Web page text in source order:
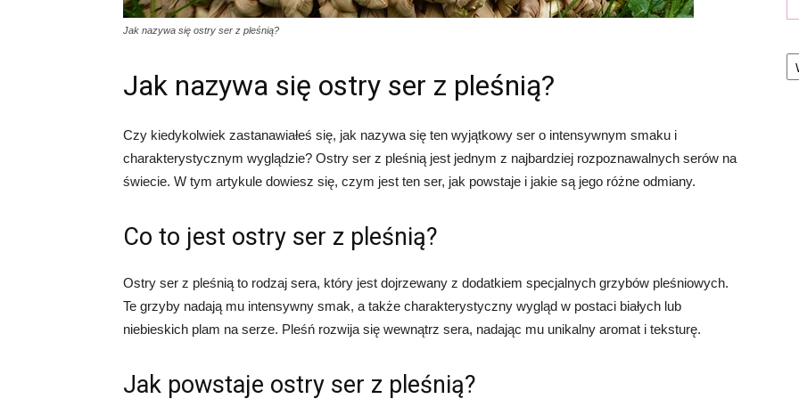
Jak nazywa się ostry ser z pleśnią?
Jak nazywa się ostry ser z pleśnią?
Czy kiedykolwiek zastanawiałeś się, jak nazywa się ten wyjątkowy ser o intensywnym smaku i
charakterystycznym wyglądzie? Ostry ser z pleśnią jest jednym z najbardziej rozpoznawalnych serów na
świecie. W tym artykule dowiesz się, czym jest ten ser, jak powstaje i jakie są jego różne odmiany.
Co to jest ostry ser z pleśnią?
Ostry ser z pleśnią to rodzaj sera, który jest dojrzewany z dodatkiem specjalnych grzybów pleśniowych.
Te grzyby nadają mu intensywny smak, a także charakterystyczny wygląd w postaci białych lub
niebieskich plam na serze. Pleśń rozwija się wewnątrz sera, nadając mu unikalny aromat i teksturę.
Jak powstaje ostry ser z pleśnią?